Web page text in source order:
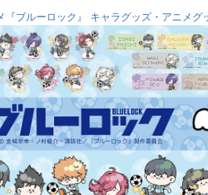
『ブルーロック』 キャラグッズ・アニメグ